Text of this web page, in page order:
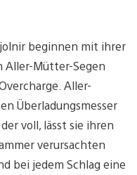
beginnen mit ihrer
Aller-Mütter-Segen
Aller-
Überladungsmesser
voll, lässt sie ihren
verursachten
bei jedem Schlag eine